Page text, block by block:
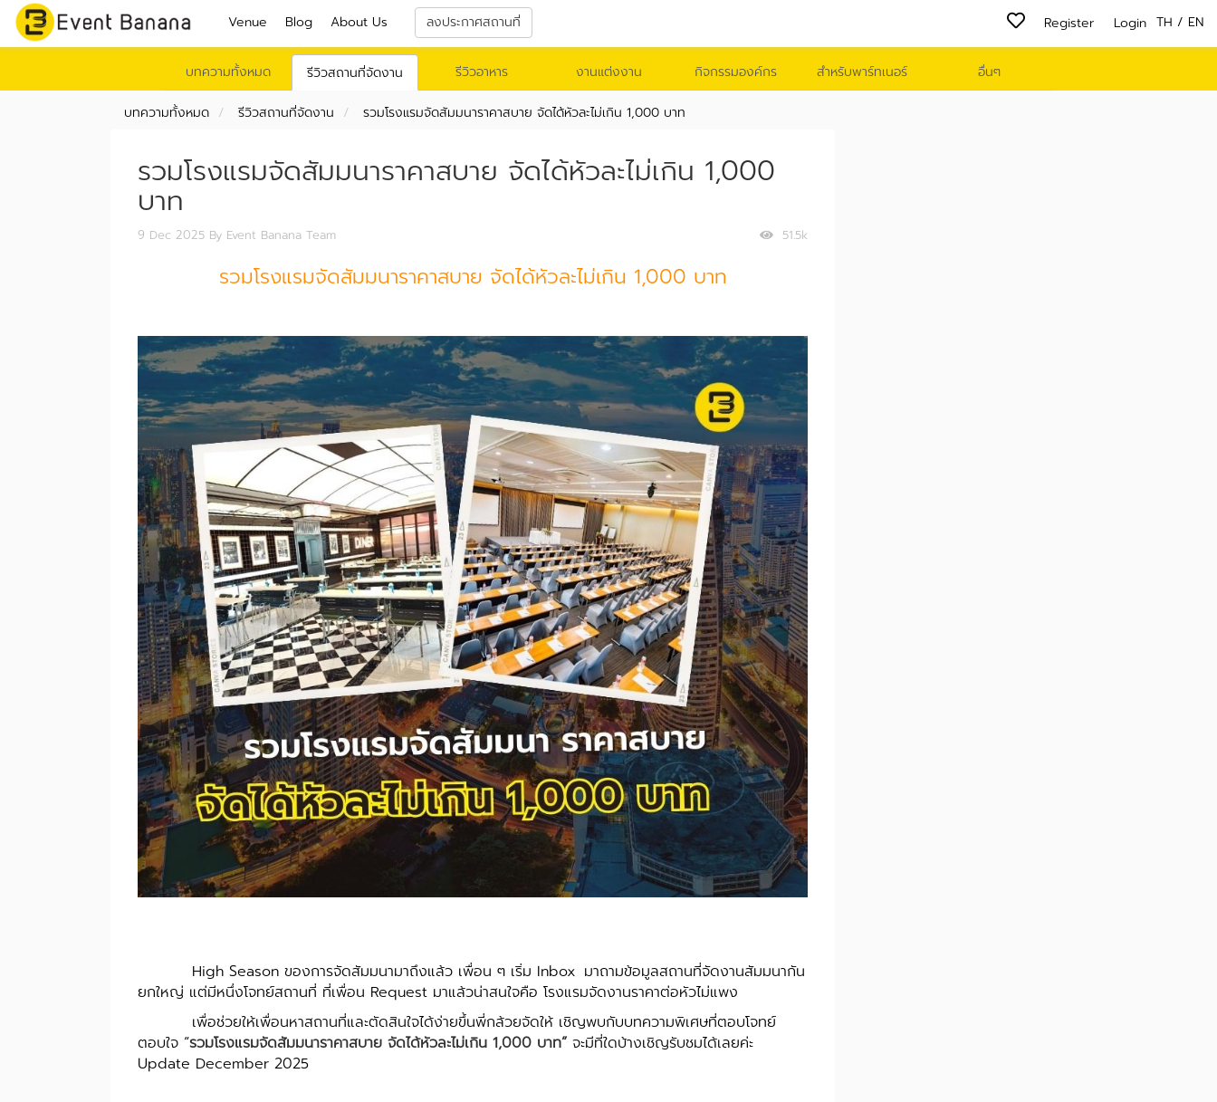
Venue Blog About Us ลงประกาศสถานที่ TH / EN
Register Login
บทความทั้งหมด รีวิวสถานที่จัดงาน รีวิวอาหาร งานแต่งงาน กิจกรรมองค์กร สำหรับพาร์ทเนอร์ อื่นๆ
บทความทั้งหมด รีวิวสถานที่จัดงาน รวมโรงแรมจัดสัมมนาราคาสบาย จัดได้หัวละไม่เกิน 1,000 บาท
รวมโรงแรมจัดสัมมนาราคาสบาย จัดได้หัวละไม่เกิน 1,000
บาท
51.5k
9 Dec 2025 By Event Banana Team
รวมโรงแรมจัดสัมมนาราคาสบาย จัดได้หัวละไม่เกิน 1,000 บาท
High Season ของการจัดสัมมนามาถึงแล้ว เพื่อน ๆ เริ่ม Inbox มาถามข้อมูลสถานที่จัดงานสัมมนากัน
ยกใหญ่ แต่มีหนึ่งโจทย์สถานที่ ที่เพื่อน Request มาแล้วน่าสนใจคือ โรงแรมจัดงานราคาต่อหัวไม่แพง
เพื่อช่วยให้เพื่อนหาสถานที่และตัดสินใจได้ง่ายขึ้นพี่กล้วยจัดให้ เชิญพบกับบทความพิเศษที่ตอบโจทย์
ตอบใจ “รวมโรงแรมจัดสัมมนาราคาสบาย จัดได้หัวละไม่เกิน 1,000 บาท”จะมีที่ใดบ้างเชิญรับชมได้เลยค่ะ
Update December 2025